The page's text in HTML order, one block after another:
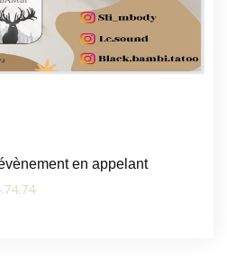
en appelant